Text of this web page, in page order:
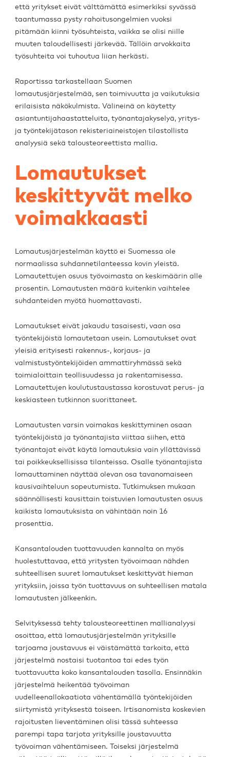
että yritykset eivät välttämättä esimerkiksi syvässä
taantumassa pysty rahoitusongelmien vuoksi
pitämään kiinni työsuhteista, vaikka se olisi niille
muuten taloudellisesti järkevää. Tällöin arvokkaita
työsuhteita voi tuhoutua liian herkästi.
Raportissa tarkastellaan Suomen
lomautusjärjestelmää, sen toimivuutta ja vaikutuksia
erilaisista näkökulmista. Välineinä on käytetty
asiantuntijahaastatteluita, työnantajakyselyä, yritys-
ja työntekijätason rekisteriaineistojen tilastollista
analyysiä sekä talousteoreettista mallia.
Lomautukset
keskittyvät melko
voimakkaasti
Lomautusjärjestelmän käyttö ei Suomessa ole
normaalissa suhdannetilanteessa kovin yleistä.
Lomautettujen osuus työvoimasta on keskimäärin alle
prosentin. Lomautusten määrä kuitenkin vaihtelee
suhdanteiden myötä huomattavasti.
Lomautukset eivät jakaudu tasaisesti, vaan osa
työntekijöistä lomautetaan usein. Lomautukset ovat
yleisiä erityisesti rakennus-, korjaus- ja
valmistustyöntekijöiden ammattiryhmässä sekä
toimialoittain teollisuudessa ja rakentamisessa.
Lomautettujen koulutustaustassa korostuvat perus- ja
keskiasteen tutkinnon suorittaneet.
Lomautusten varsin voimakas keskittyminen osaan
työntekijöistä ja työnantajista viittaa siihen, että
työnantajat eivät käytä lomautuksia vain yllättävissä
tai poikkeuksellisissa tilanteissa. Osalle työnantajista
lomauttaminen näyttää olevan osa tavanomaiseen
kausivaihteluun sopeutumista. Tutkimuksen mukaan
säännöllisesti kausittain toistuvien lomautusten osuus
kaikista lomautuksista on vähintään noin 16
prosenttia.
Kansantalouden tuottavuuden kannalta on myös
huolestuttavaa, että yritysten työvoimaan nähden
suhteellisen suuret lomautukset keskittyvät hieman
yrityksiin, joissa työn tuottavuus on suhteellisen matala
lomautusten jälkeenkin.
Selvityksessä tehty talousteoreettinen mallianalyysi
osoittaa, että lomautusjärjestelmän yrityksille
tarjoama joustavuus ei väistämättä tarkoita, että
järjestelmä nostaisi tuotantoa tai edes työn
tuottavuutta koko kansantalouden tasolla. Ensinnäkin
järjestelmä heikentää työvoiman
uudelleenallokaatiota vähentämällä työntekijöiden
siirtymistä yrityksestä toiseen. Irtisanomista koskevien
rajoitusten lieventäminen olisi tässä suhteessa
parempi tapa tarjota yrityksille joustavuutta
työvoiman vähentämiseen. Toiseksi järjestelmä